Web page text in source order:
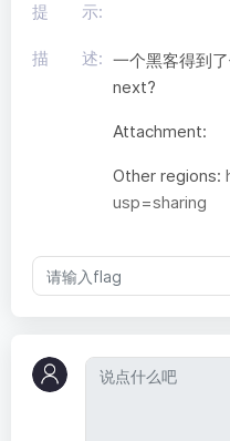
提 示:
描 述: 一个黑客得到
next?
Attachment:
Other regions:
usp=sharing